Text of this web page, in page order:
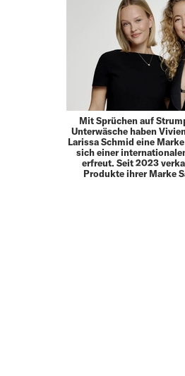
Mit Sprüchen auf
Unterwäsche haben
Larissa Schmid eine
sich einer
erfreut. Seit 2023
Produkte ihrer Marke